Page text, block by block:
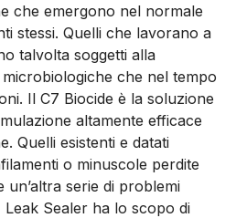
che emergono nel normale
stessi. Quelli che lavorano a
talvolta soggetti alla
che nel tempo
Il C7 Biocide è la soluzione
altamente efficace
Quelli esistenti e datati
o minuscole perdite
serie di problemi
Leak Sealer ha lo scopo di